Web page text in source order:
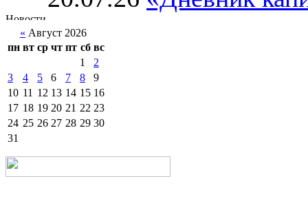
« Август 2026
пн вт ср чт пт сб вс
1
2
3
4 5 6 7 8
9
10 11 12 13 14 15 16
17 18 19 20 21 22 23
24 25 26 27 28 29 30
31